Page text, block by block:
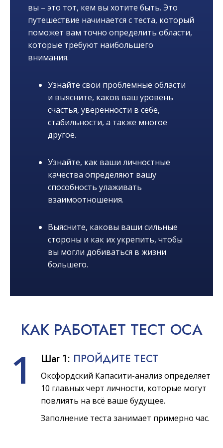
вы – это тот, кем вы хотите быть. Это
путешествие начинается с теста, который
поможет вам точно определить области,
которые требуют наибольшего
внимания.
Узнайте свои проблемные области
и выясните, каков ваш уровень
счастья, уверенности в себе,
стабильности, а также многое
другое.
Узнайте, как ваши личностные
качества определяют вашу
способность улаживать
взаимоотношения.
Выясните, каковы ваши сильные
стороны и как их укрепить, чтобы
вы могли добиваться в жизни
большего.
КАК РАБОТАЕТ ТЕСТ OCA
1 Шаг 1: ПРОЙДИТЕ ТЕСТ
Оксфордский Капасити-анализ определяет
10 главных черт личности, которые могут
повлиять на всё ваше будущее.
Заполнение теста занимает примерно час.